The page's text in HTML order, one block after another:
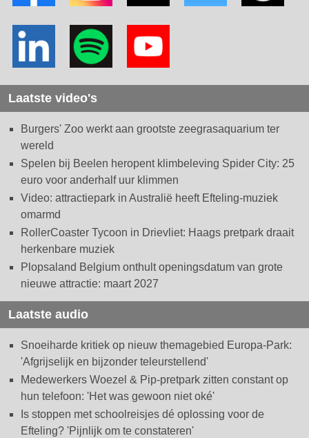
Laatste video's
Burgers' Zoo werkt aan grootste zeegrasaquarium ter
wereld
Spelen bij Beelen heropent klimbeleving Spider City: 25
euro voor anderhalf uur klimmen
Video: attractiepark in Australië heeft Efteling-muziek
omarmd
RollerCoaster Tycoon in Drievliet: Haags pretpark draait
herkenbare muziek
Plopsaland Belgium onthult openingsdatum van grote
nieuwe attractie: maart 2027
Laatste audio
Snoeiharde kritiek op nieuw themagebied Europa-Park:
'Afgrijselijk en bijzonder teleurstellend'
Medewerkers Woezel & Pip-pretpark zitten constant op
hun telefoon: 'Het was gewoon niet oké'
Is stoppen met schoolreisjes dé oplossing voor de
Efteling? 'Pijnlijk om te constateren'